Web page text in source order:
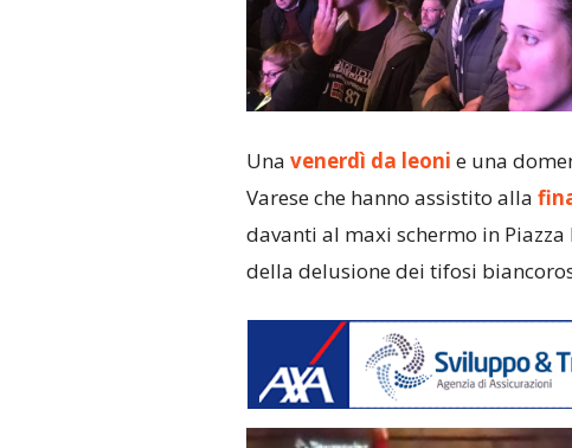
Una venerdì da leoni e una
Varese che hanno assistito alla
davanti al maxi schermo in
della delusione dei tifosi